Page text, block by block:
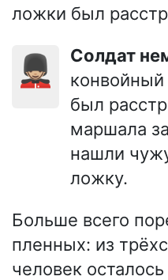
ложки был
💂🏼‍♂️ Солдат
конвойный
был
маршала
нашли
ложку.
Больше всего
пленных: из
человек